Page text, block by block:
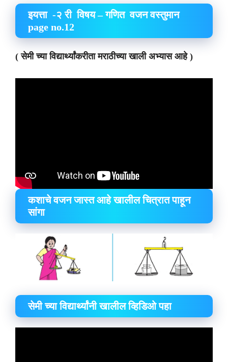
इयत्ता -२ री विषय – गणित वजन वस्तुमान
page no.12
( सेमी च्या विद्यार्थ्यांकरीता मराठीच्या खाली अभ्यास आहे )
कशाचे वजन जास्त आहे खालील चित्रात पाहून
सांगा
सेमी च्या विद्यार्थ्यांनी खालील व्हिडिओ पहा